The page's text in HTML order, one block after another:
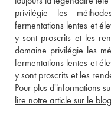
privilégie les
fermentations lentes et
y sont proscrits et les
domaine privilégie les
fermentations lentes et
y sont proscrits et les
Pour plus d'informations